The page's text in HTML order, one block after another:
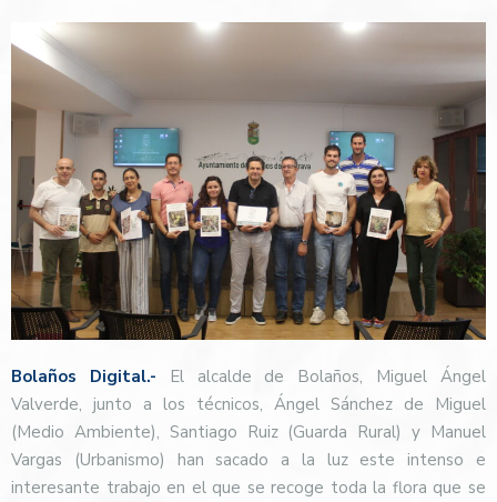
Bolaños Digital.- El alcalde de Bolaños, Miguel Ángel
Valverde, junto a los técnicos, Ángel Sánchez de Miguel
(Medio Ambiente), Santiago Ruiz (Guarda Rural) y Manuel
Vargas (Urbanismo) han sacado a la luz este intenso e
interesante trabajo en el que se recoge toda la flora que se